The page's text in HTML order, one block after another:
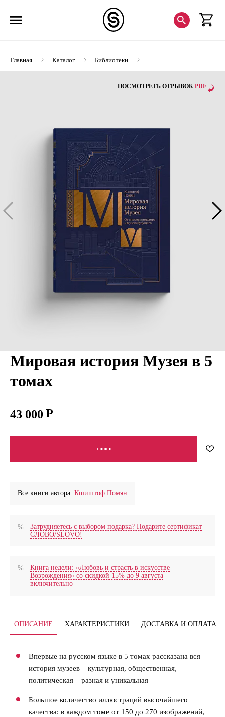
Главная Каталог
Библиотеки
Мировая история Музея в 5 томах
ПОСМОТРЕТЬ ОТРЫВОК PDF
Мировая история Музея в 5
томах
43 000
В КОРЗИНУ
Все книги автора Кшиштоф Помян
Затрудняетесь с выбором подарка? Подарите сертификат
СЛОВО/SLOVO!
Книга недели: «Любовь и страсть в искусстве
Возрождения» со скидкой 15% до 9 августа
включительно
ОПИСАНИЕ ХАРАКТЕРИСТИКИ ДОСТАВКА И ОПЛАТА
Впервые на русском языке в 5 томах рассказана вся
история музеев – культурная, общественная,
политическая – разная и уникальная
Большое количество иллюстраций высочайшего
качества: в каждом томе от 150 до 270 изображений,